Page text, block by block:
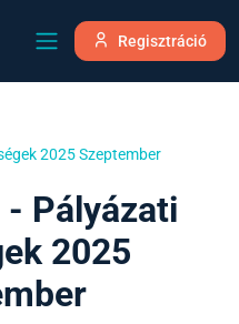
Regisztráció
2025 Szeptember
Pályázati
2025